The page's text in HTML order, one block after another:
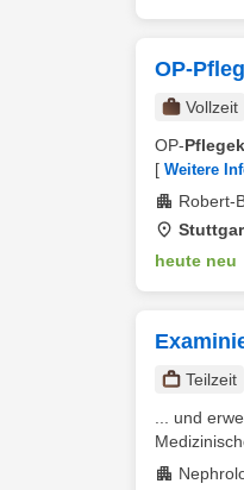
OP-
Vollzeit
OP-
[ Weitere
Robert-
heute neu
Teilzeit
... und